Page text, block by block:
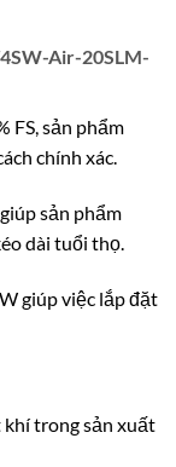
Air-20SLM-
FS, sản phẩm
chính xác.
sản phẩm
dài tuổi thọ.
giúp việc lắp đặt
khí trong sản xuất